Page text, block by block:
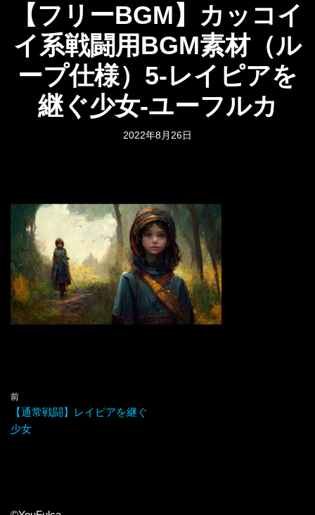
【フリーBGM】カッコイ
イ系戦闘用BGM素材（ル
ープ仕様）5-レイピアを
継ぐ少女-ユーフルカ
2022年8月26日
前
【通常戦闘】レイピアを継ぐ
少女